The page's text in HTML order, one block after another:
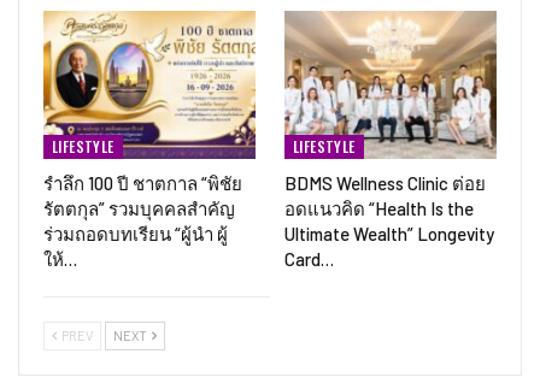
LIFESTYLE
รำลึก 100 ปี ชาตกาล “พิชัย
รัตตกุล” รวมบุคคลสำคัญ
ร่วมถอดบทเรียน “ผู้นำ ผู้
ให้…
LIFESTYLE
BDMS Wellness Clinic ต่อย
อดแนวคิด “Health Is the
Ultimate Wealth” Longevity
Card…
PREV NEXT